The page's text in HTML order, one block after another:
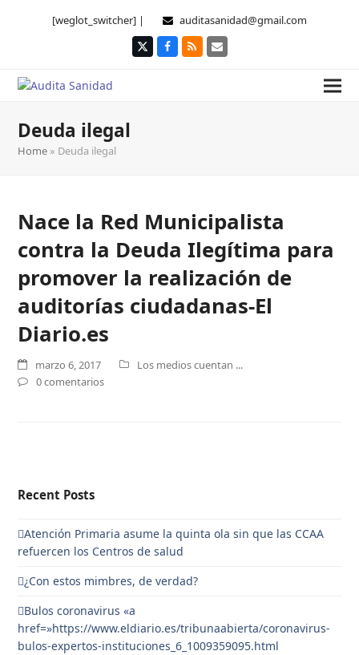
[weglot_switcher] | auditasanidad@gmail.com
TwitterFacebook
RSS Correo
Deuda ilegal
Home » Deuda ilegal
Nace la Red Municipalista
contra la Deuda Ilegítima para
promover la realización de
auditorías ciudadanas-El
Diario.es
marzo 6, 2017
Los medios cuentan ...
0 comentarios
Recent Posts
Atención Primaria asume la quinta ola sin que las CCAA
refuercen los Centros de salud
¿Con estos mimbres, de verdad?
Bulos coronavirus «a
href=»https://www.eldiario.es/tribunaabierta/coronavirus-
bulos-expertos-instituciones_6_1009359095.html